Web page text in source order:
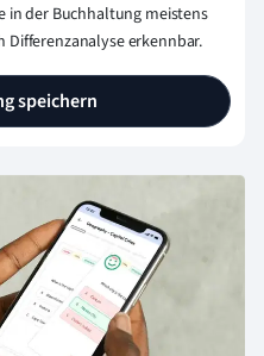
in der Buchhaltung meistens
erkennbar.
speichern